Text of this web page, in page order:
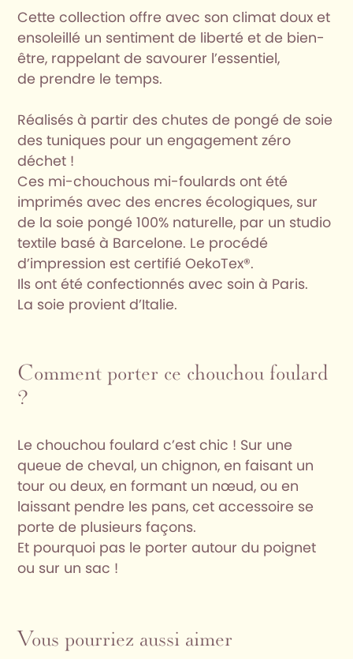
Bellis
quantity
Cette collection offre avec son climat doux et
ensoleillé un sentiment de liberté et de bien-
être, rappelant de savourer l’essentiel,
de prendre le temps.
Réalisés à partir des chutes de pongé de soie
des tuniques pour un engagement zéro
déchet !
Ces mi-chouchous mi-foulards ont été
imprimés avec des encres écologiques, sur
de la soie pongé 100% naturelle, par un studio
textile basé à Barcelone. Le procédé
d’impression est certifié OekoTex®.
Ils ont été confectionnés avec soin à Paris.
La soie provient d’Italie.
Comment porter ce chouchou foulard
?
Le chouchou foulard c’est chic ! Sur une
queue de cheval, un chignon, en faisant un
tour ou deux, en formant un nœud, ou en
laissant pendre les pans, cet accessoire se
porte de plusieurs façons.
Et pourquoi pas le porter autour du poignet
ou sur un sac !
Vous pourriez aussi aimer